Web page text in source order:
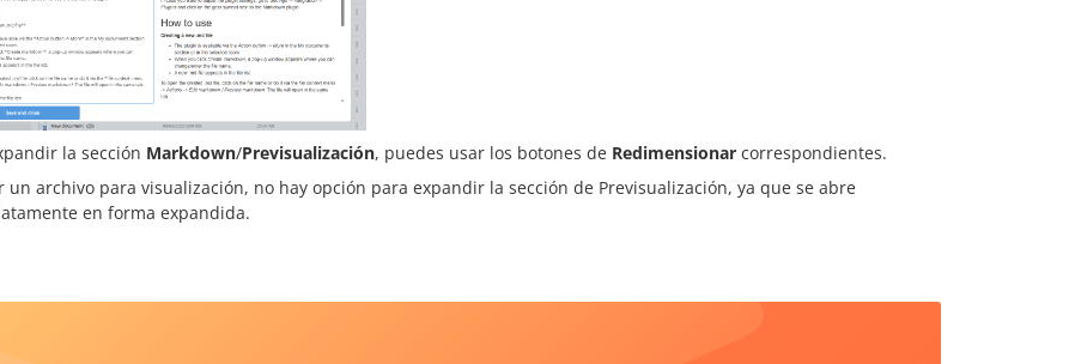
la sección Markdown/Previsualización, puedes usar los botones de Redimensionar correspondientes.
un archivo para visualización, no hay opción para expandir la sección de Previsualización, ya que se abre
en forma expandida.